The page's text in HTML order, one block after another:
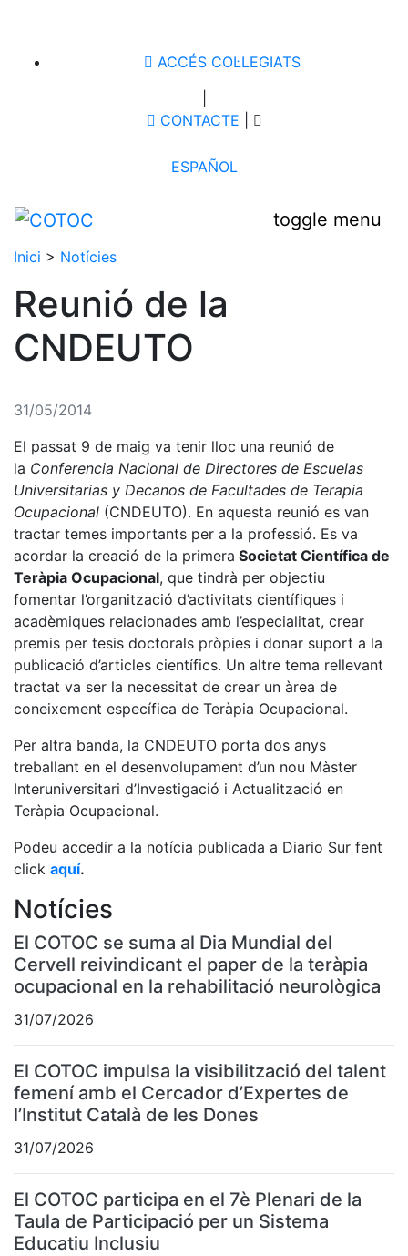
ACCÉS COL·LEGIATS
CONTACTE
ESPAÑOL
toggle menu
Inici > Notícies
Reunió de la
CNDEUTO
31/05/2014
El passat 9 de maig va tenir lloc una reunió de
la Conferencia Nacional de Directores de Escuelas
Universitarias y Decanos de Facultades de Terapia
Ocupacional (CNDEUTO). En aquesta reunió es van
tractar temes importants per a la professió. Es va
acordar la creació de la primera Societat Científica de
Teràpia Ocupacional, que tindrà per objectiu
fomentar l’organització d’activitats científiques i
acadèmiques relacionades amb l’especialitat, crear
premis per tesis doctorals pròpies i donar suport a la
publicació d’articles científics. Un altre tema rellevant
tractat va ser la necessitat de crear un àrea de
coneixement específica de Teràpia Ocupacional.
Per altra banda, la CNDEUTO porta dos anys
treballant en el desenvolupament d’un nou Màster
Interuniversitari d’Investigació i Actualització en
Teràpia Ocupacional.
Podeu accedir a la notícia publicada a Diario Sur fent
click aquí.
Notícies
El COTOC se suma al Dia Mundial del
Cervell reivindicant el paper de la teràpia
ocupacional en la rehabilitació neurològica
31/07/2026
El COTOC impulsa la visibilització del talent
femení amb el Cercador d’Expertes de
l’Institut Català de les Dones
31/07/2026
El COTOC participa en el 7è Plenari de la
Taula de Participació per un Sistema
Educatiu Inclusiu